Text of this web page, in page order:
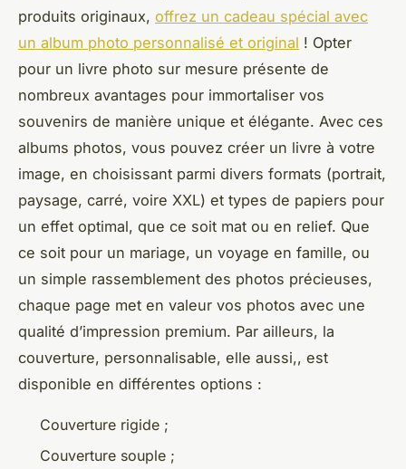
produits originaux, offrez un cadeau spécial avec
un album photo personnalisé et original ! Opter
pour un livre photo sur mesure présente de
nombreux avantages pour immortaliser vos
souvenirs de manière unique et élégante. Avec ces
albums photos, vous pouvez créer un livre à votre
image, en choisissant parmi divers formats (portrait,
paysage, carré, voire XXL) et types de papiers pour
un effet optimal, que ce soit mat ou en relief. Que
ce soit pour un mariage, un voyage en famille, ou
un simple rassemblement des photos précieuses,
chaque page met en valeur vos photos avec une
qualité d’impression premium. Par ailleurs, la
couverture, personnalisable, elle aussi,, est
disponible en différentes options :
Couverture rigide ;
Couverture souple ;